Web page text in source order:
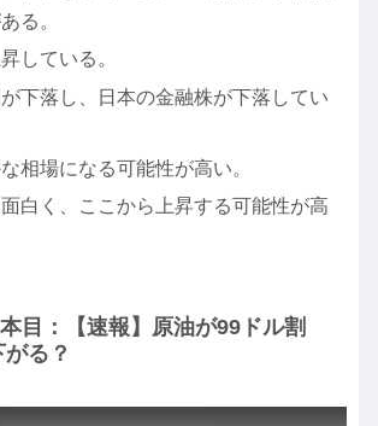
る。
している。
下落し、日本の金融株が下落してい
相場になる可能性が高い。
白く、ここから上昇する可能性が高
目：【速報】原油が99ドル割
る？